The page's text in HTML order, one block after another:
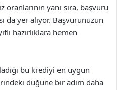
oranlarının yanı sıra, başvuru
da yer alıyor. Başvurunuzun
hazırlıklara hemen
bu krediyi en uygun
düğüne bir adım daha